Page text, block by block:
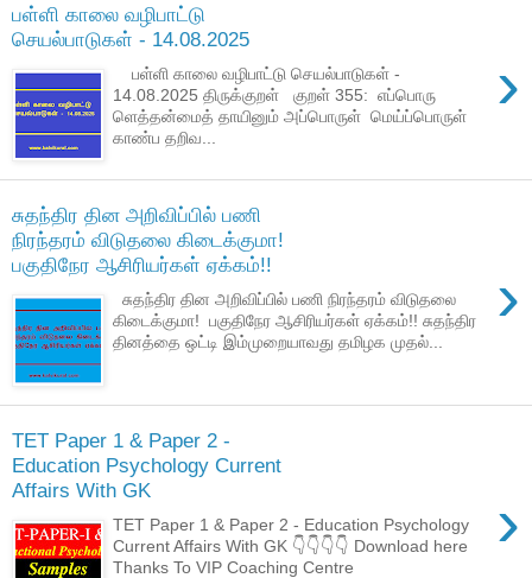
பள்ளி காலை வழிபாட்டு
செயல்பாடுகள் - 14.08.2025
›
பள்ளி காலை வழிபாட்டு செயல்பாடுகள் -
14.08.2025 திருக்குறள் குறள் 355: எப்பொரு
ளெத்தன்மைத் தாயினும் அப்பொருள் மெய்ப்பொருள்
காண்ப தறிவ...
சுதந்திர தின அறிவிப்பில் பணி
நிரந்தரம் விடுதலை கிடைக்குமா!
பகுதிநேர ஆசிரியர்கள் ஏக்கம்!!
›
சுதந்திர தின அறிவிப்பில் பணி நிரந்தரம் விடுதலை
கிடைக்குமா! பகுதிநேர ஆசிரியர்கள் ஏக்கம்!! சுதந்திர
தினத்தை ஒட்டி இம்முறையாவது தமிழக முதல்...
TET Paper 1 & Paper 2 -
Education Psychology Current
Affairs With GK
›
TET Paper 1 & Paper 2 - Education Psychology
Current Affairs With GK 👇👇👇👇 Download here
Thanks To VIP Coaching Centre